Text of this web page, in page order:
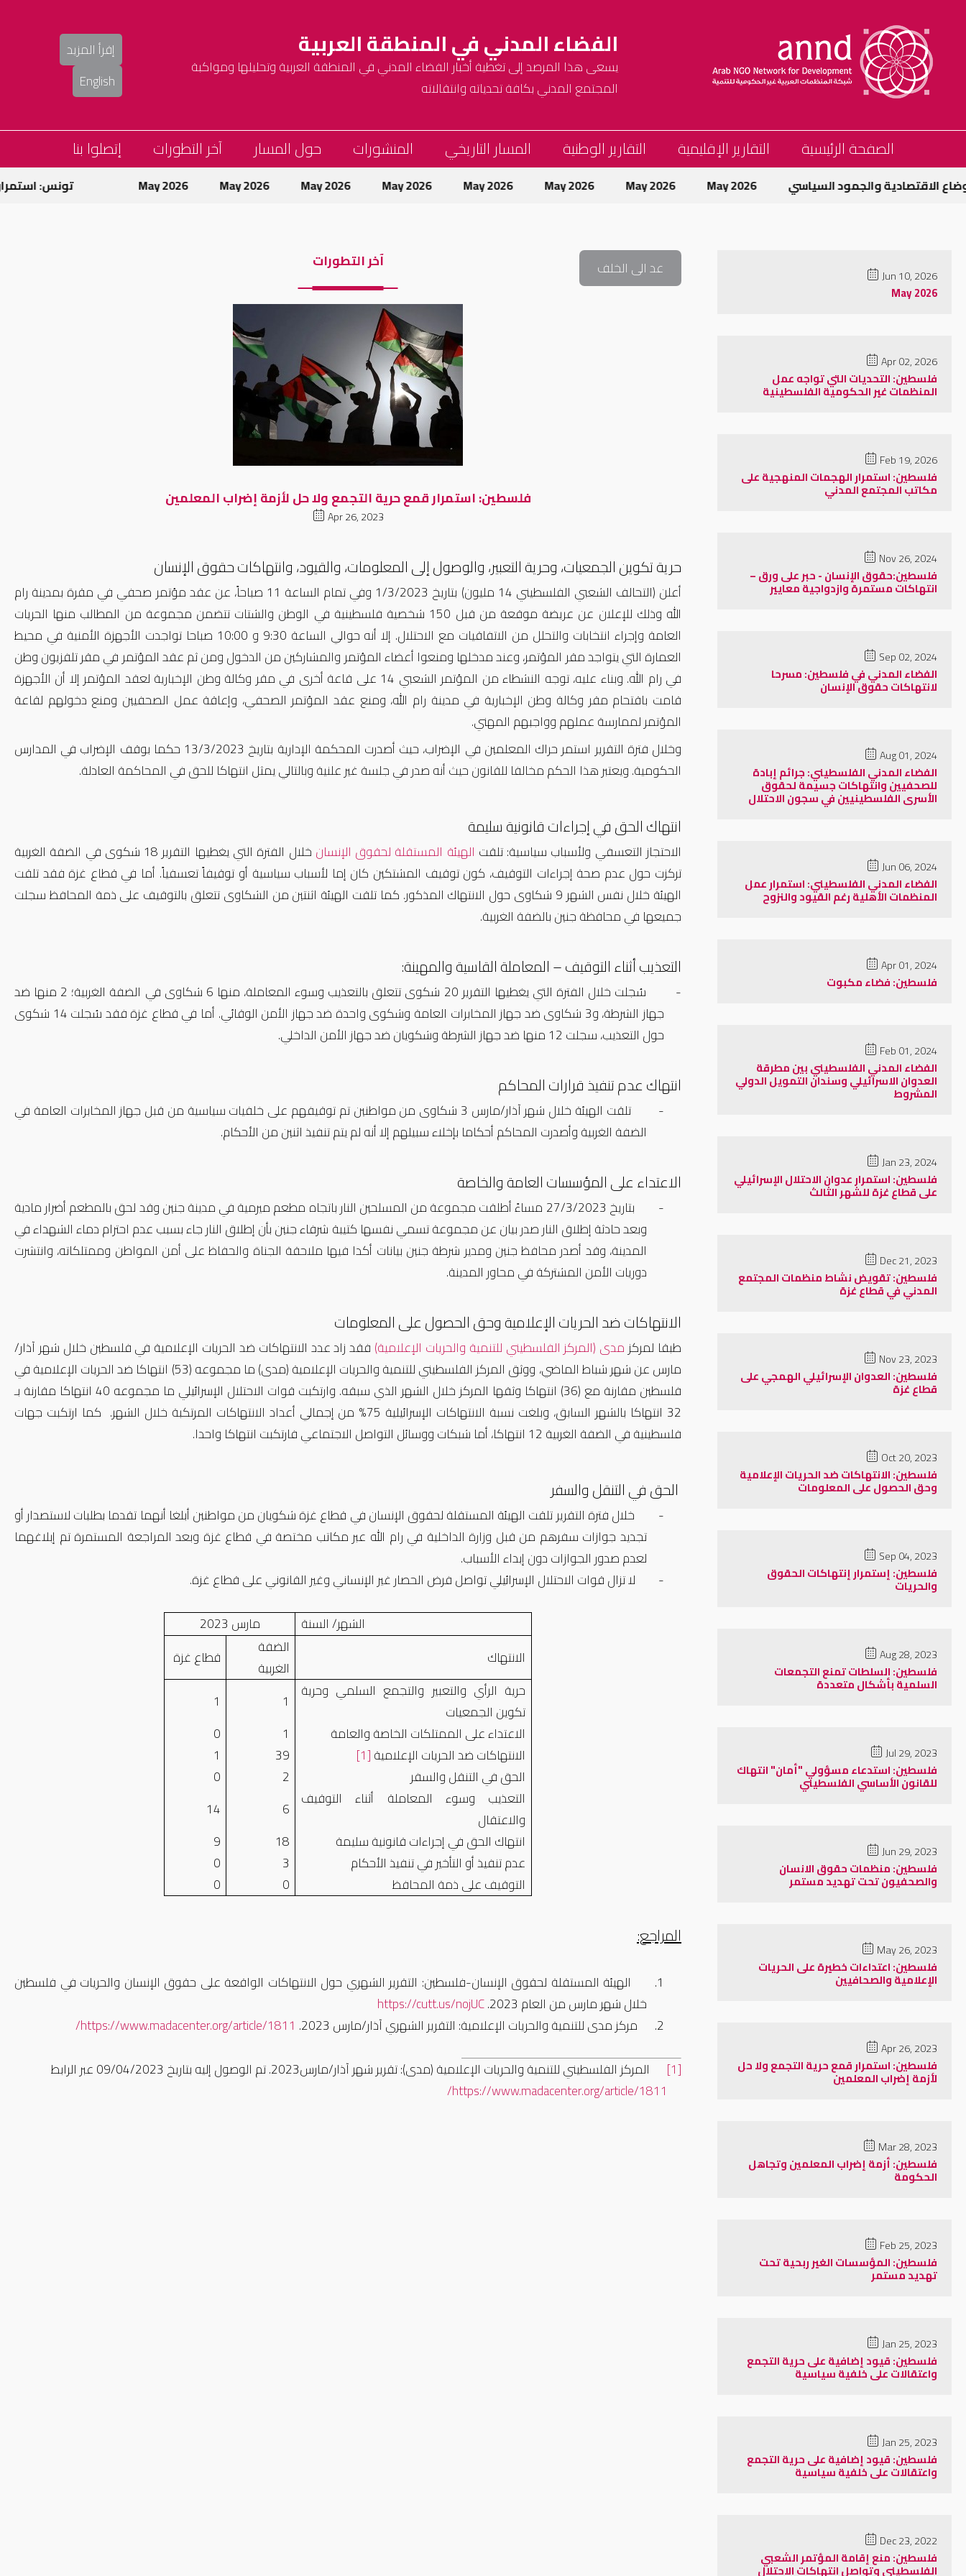
الفضاء المدني في المنطقة العربية
يسعى هذا المرصد إلى تغطية أخبار الفضاء المدني في المنطقة العربية وتحليلها ومواكبة
المجتمع المدني بكافة تحدياته وانتقالاته
إقرأ المزيد
English
الصفحة الرئيسية التقارير الإقليمية التقارير الوطنية المسار التاريخي المنشورات حول المسار آخر التطورات إتصلوا بنا
تونس: استمرار May 2026 May 2026 May 2026 May 2026 May 2026 May 2026 May 2026 May 2026 الاقتصادية والجمود السياسي
Jun 10, 2026
May 2026
Apr 02, 2026
فلسطين: التحديات التي تواجه عمل
المنظمات غير الحكومية الفلسطينية
Feb 19, 2026
فلسطين: استمرار الهجمات المنهجية على
مكاتب المجتمع المدني
Nov 26, 2024
فلسطين:حقوق الإنسان - حبر على ورق –
انتهاكات مستمرة وازدواجية معايير
Sep 02, 2024
الفضاء المدني في فلسطين: مسرحا
لانتهاكات حقوق الإنسان
Aug 01, 2024
الفضاء المدني الفلسطيني: جرائم إبادة
للصحفيين وانتهاكات جسيمة لحقوق
الأسرى الفلسطينيين في سجون الاحتلال
Jun 06, 2024
الفضاء المدني الفلسطيني: استمرار عمل
المنظمات الأهلية رغم القيود والنزوح
Apr 01, 2024
فلسطين: فضاء مكبوت
Feb 01, 2024
الفضاء المدني الفلسطيني بين مطرقة
العدوان الاسرائيلي وسندان التمويل الدولي
المشروط
Jan 23, 2024
فلسطين: استمرار عدوان الاحتلال الإسرائيلي
على قطاع غزة للشهر الثالث
Dec 21, 2023
فلسطين: تقويض نشاط منظمات المجتمع
المدني في قطاع غزة
Nov 23, 2023
فلسطين: العدوان الإسرائيلي الهمجي على
قطاع غزة
Oct 20, 2023
فلسطين: الانتهاكات ضد الحريات الإعلامية
وحق الحصول على المعلومات
Sep 04, 2023
فلسطين: إستمرار إنتهاكات الحقوق
والحريات
Aug 28, 2023
فلسطين: السلطات تمنع التجمعات
السلمية بأشكال متعددة
Jul 29, 2023
فلسطين: استدعاء مسؤولي "أمان" انتهاك
للقانون الأساسي الفلسطيني
Jun 29, 2023
فلسطين: منظمات حقوق الانسان
والصحفيون تحت تهديد مستمر
May 26, 2023
فلسطين: اعتداءات خطيرة على الحريات
الإعلامية والصحافيين
Apr 26, 2023
فلسطين: استمرار قمع حرية التجمع ولا حل
لأزمة إضراب المعلمين
Mar 28, 2023
فلسطين: أزمة إضراب المعلمين وتجاهل
الحكومة
Feb 25, 2023
فلسطين: المؤسسات الغير ربحية تحت
تهديد مستمر
Jan 25, 2023
فلسطين: قيود إضافية على حرية التجمع
واعتقالات على خلفية سياسية
Jan 25, 2023
فلسطين: قيود إضافية على حرية التجمع
واعتقالات على خلفية سياسية
Dec 23, 2022
فلسطين: منع إقامة المؤتمر الشعبي
الفلسطيني وتواصل انتهاكات الاحتلال
آخر التطورات عد الى الخلف
فلسطين: استمرار قمع حرية التجمع ولا حل لأزمة إضراب المعلمين
Apr 26, 2023
حرية تكوين الجمعيات، وحرية التعبير، والوصول إلى المعلومات، والقيود، وانتهاكات حقوق الإنسان
أعلن (التحالف الشعبي الفلسطيني 14 مليون) بتاريخ 1/3/2023 وفي تمام الساعة 11 صباحاً، عن عقد مؤتمر صحفي في مقرة بمدينة رام
الله وذلك للإعلان عن عريضة موقعة من قبل 150 شخصية فلسطينية في الوطن والشتات تتضمن مجموعة من المطالب منها الحريات
العامة وإجراء انتخابات والتحلل من الاتفاقيات مع الاحتلال. إلا أنه حوالي الساعة 9:30 و 10:00 صباحا تواجدت الأجهزة الأمنية في محيط
العمارة التي يتواجد مقر المؤتمر، وعند مدخلها ومنعوا أعضاء المؤتمر والمشاركين من الدخول ومن ثم عقد المؤتمر في مقر تلفزيون وطن
في رام الله. وبناء عليه، توجه النشطاء من المؤتمر الشعبي 14 على قاعة أخرى في مقر وكالة وطن الإخبارية لعقد المؤتمر إلا أن الأجهزة
قامت باقتحام مقر وكالة وطن الإخبارية في مدينة رام الله، ومنع عقد المؤتمر الصحفي، وإعاقة عمل الصحفيين ومنع دخولهم لقاعة
المؤتمر لممارسة عملهم وواجبهم المهني.
وخلال فترة التقرير استمر حراك المعلمين في الإضراب، حيث أصدرت المحكمة الإدارية بتاريخ 13/3/2023 حكما بوقف الإضراب في المدارس
الحكومية. ويعتبر هذا الحكم مخالفا للقانون حيث أنه صدر في جلسة غير علنية وبالتالي يمثل انتهاكا للحق في المحاكمة العادلة.
انتهاك الحق في إجراءات قانونية سليمة
الاحتجاز التعسفي ولأسباب سياسية: تلقت الهيئة المستقلة لحقوق الإنسان
خلال الفترة التي يغطيها التقرير 18 شكوى في الضفة الغربية
تركزت حول عدم صحة إجراءات التوقيف، كون توقيف المشتكين كان إما لأسباب سياسية أو توقيفاً تعسفياً. أما في قطاع غزة فقد تلقت
الهيئة خلال نفس الشهر 9 شكاوى حول الانتهاك المذكور.
كما تلقت الهيئة اثنتين من الشكاوى تتعلق بالتوقيف على ذمة المحافظ سجلت
جميعها في محافظة جنين بالضفة الغربية.
التعذيب أثناء التوقيف – المعاملة القاسية والمهينة:
-
سُجلت خلال الفترة التي يغطيها التقرير 20 شكوى تتعلق بالتعذيب وسوء المعاملة، منها 6 شكاوى في الضفة الغربية؛ 2 منها ضد
جهاز الشرطة، و3 شكاوى ضد جهاز المخابرات العامة وشكوى واحدة ضد جهاز الأمن الوقائي. أما في قطاع غزة فقد سُجلت 14 شكوى
حول التعذيب، سجلت 12 منها ضد جهاز الشرطة وشكويان ضد جهاز الأمن الداخلي.
انتهاك عدم تنفيذ قرارات المحاكم
- تلقت الهيئة خلال شهرآذار/مارس 3 شكاوى من مواطنين
تم توقيفهم على خلفيات سياسية من قبل جهاز المخابرات العامة في
الضفة الغربية وأصدرت المحاكم أحكاما بإخلاء سبيلهم إلا أنه لم يتم تنفيذ اثنين من الأحكام.
الاعتداء على المؤسسات العامة والخاصة
-
بتاريخ 27/3/2023 مساءً أطلقت مجموعة من المسلحين النار باتجاه مطعم ميرمية في مدينة جنين وقد لحق بالمطعم أضرار مادية
وبعد حادثة إطلاق النار صدر بيان عن مجموعة تسمي نفسها كتيبة شرفاء جنين بأن إطلاق النار جاء بسبب عدم احترام دماء الشهداء في
المدينة، وقد أصدر محافظ جنين ومدير شرطة جنين بيانات أكدا فيها ملاحقة الجناة والحفاظ على أمن المواطن وممتلكاته، وانتشرت
دوريات الأمن المشتركة في محاور المدينة.
الانتهاكات ضد الحريات الإعلامية وحق الحصول على المعلومات
طبقا لمركز مدى (المركز الفلسطيني للتنمية والحريات الإعلامية) فقد زاد عدد الانتهاكات ضد الحريات الإعلامية في فلسطين خلال شهر آذار/
مارس عن شهر شباط الماضي، ووثق المركز الفلسطيني للتنمية والحريات الإعلامية (مدى) ما مجموعه (53) انتهاكا ضد الحريات الإعلامية في
فلسطين مقارنة مع (36) انتهاكا وثقها المركز خلال الشهر الذي سبقه. وارتكبت قوات الاحتلال الإسرائيلي ما مجموعه 40 انتهاكا مقارنة بـ
32 انتهاكا بالشهر السابق، وبلغت نسبة الانتهاكات الإسرائيلية 75% من إجمالي أعداد الانتهاكات المرتكبة خلال الشهر. كما ارتكبت جهات
فلسطينية في الضفة الغربية 12 انتهاكا، أما شبكات ووسائل التواصل الاجتماعي فارتكبت انتهاكا واحدا.
الحق في التنقل والسفر
-
خلال فترة التقرير تلقت الهيئة المستقلة لحقوق الإنسان في قطاع غزة شكويان من مواطنين أبلغا أنهما تقدما بطلبات لاستصدار أو
تجديد جوازات سفرهم من قبل وزارة الداخلية في رام الله عبر مكاتب مختصة في قطاع غزة وبعد المراجعة المستمرة تم إبلاغهما
لعدم صدور الجوازات دون إبداء الأسباب.
-
لا تزال قوات الاحتلال الإسرائيلي تواصل فرض الحصار غير الإنساني وغير القانوني على قطاع غزة.
الشهر/ السنة
مارس 2023
الانتهاك
الضفة
الغربية
قطاع غزة
حرية الرأي والتعبير والتجمع السلمي وحرية
تكوين الجمعيات
1
1
الاعتداء على الممتلكات الخاصة والعامة
1
0
الانتهاكات ضد الحريات الإعلامية[1]
39
1
الحق في التنقل والسفر
2
0
التعذيب وسوء المعاملة أثناء التوقيف
والاعتقال
6
14
انتهاك الحق في إجراءات قانونية سليمة
18
9
عدم تنفيذ أو التأخير في تنفيذ الأحكام
3
0
التوقيف على ذمة المحافظ
0
0
المراجع:
1.
الهيئة المستقلة لحقوق الإنسان-فلسطين: التقرير الشهري حول الانتهاكات الواقعة على حقوق الإنسان والحريات في فلسطين
خلال شهر مارس من العام 2023.
https://cutt.us/nojUC
2.
مركز مدى للتنمية والحريات الإعلامية: التقرير الشهري آذار/مارس 2023. https://www.madacenter.org/article/1811
/
[1]
المركز الفلسطيني للتنمية والحريات الإعلامية (مدى): تقرير شهر آذار/مارس2023. تم الوصول إليه بتاريخ 09/04/2023
عبر الرابط
https://www.madacenter.org/article/1811
/